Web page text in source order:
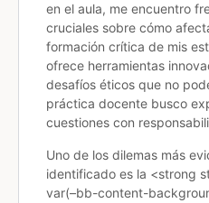
en el aula, me encuentro
cruciales sobre cómo
formación crítica de mis
ofrece herramientas
desafíos éticos que no
práctica docente busco
cuestiones con
Uno de los dilemas más
identificado es la <strong
var(–bb-content-